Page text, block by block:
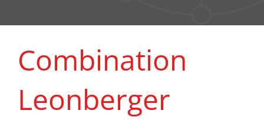
Combination
Leonberger